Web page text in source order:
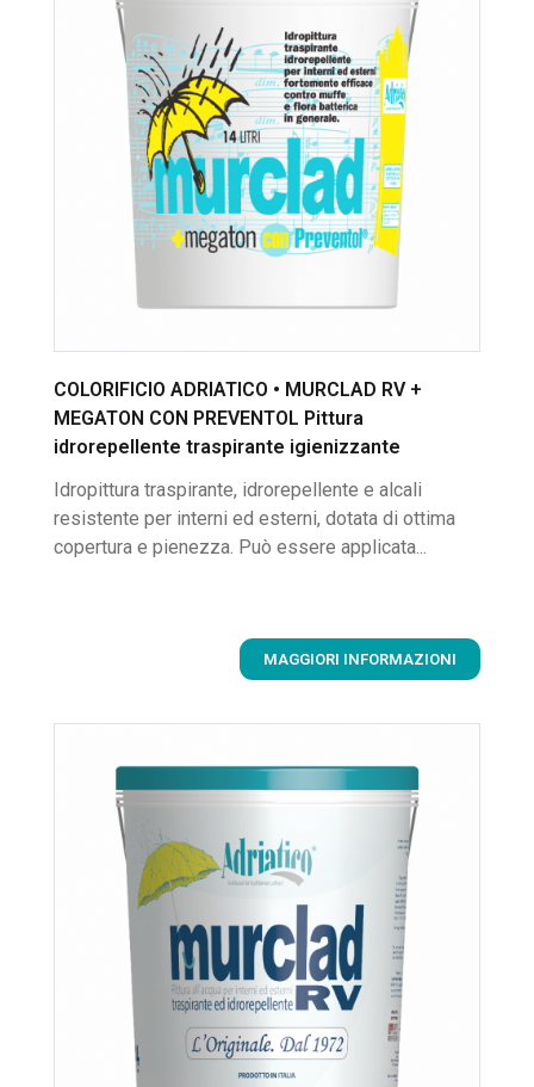
COLORIFICIO ADRIATICO • MURCLAD RV +
MEGATON CON PREVENTOL Pittura
idrorepellente traspirante igienizzante
Idropittura traspirante, idrorepellente e alcali
resistente per interni ed esterni, dotata di ottima
copertura e pienezza. Può essere applicata...
MAGGIORI INFORMAZIONI